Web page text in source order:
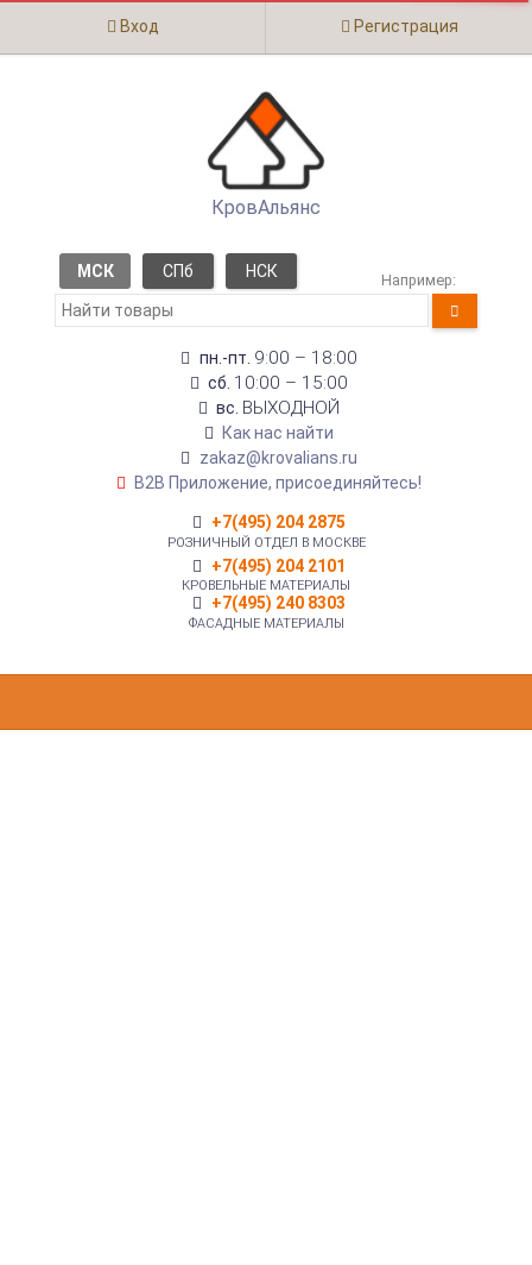
Вход Регистрация
КровАльянс
МСК СПб НСК Например:
пн.-пт. 9:00 – 18:00
сб. 10:00 – 15:00
вс. ВЫХОДНОЙ
Как нас найти
zakaz@krovalians.ru
B2B Приложение, присоединяйтесь!
+7(495) 204 2875
РОЗНИЧНЫЙ ОТДЕЛ В МОСКВЕ
+7(495) 204 2101
КРОВЕЛЬНЫЕ МАТЕРИАЛЫ
+7(495) 240 8303
ФАСАДНЫЕ МАТЕРИАЛЫ